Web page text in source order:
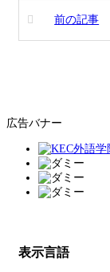
前の記事
広告バナー
表示言語